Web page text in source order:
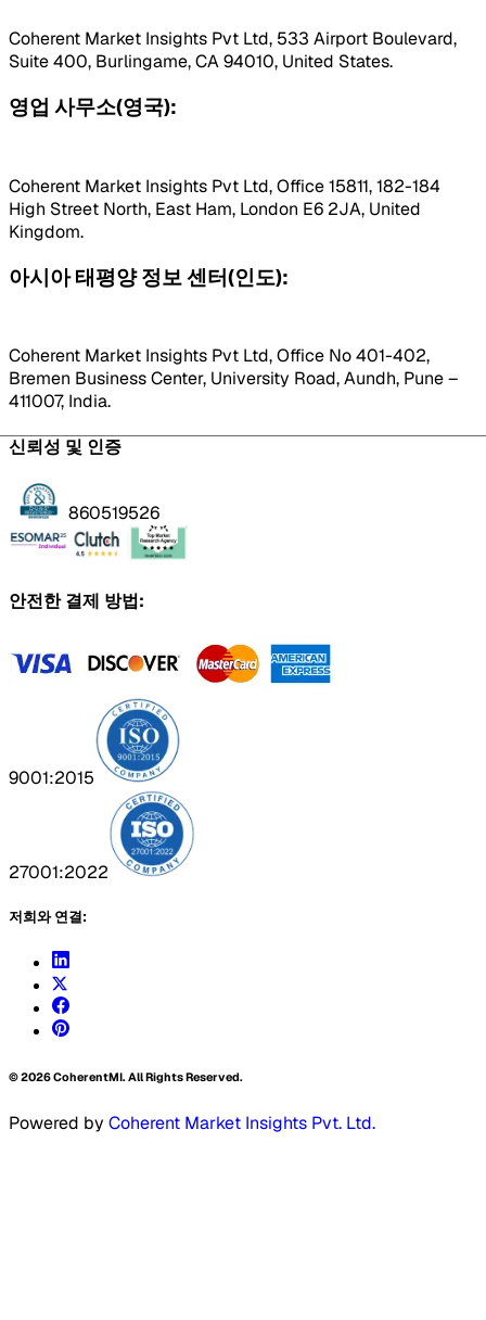
Coherent Market Insights Pvt Ltd, 533 Airport Boulevard,
Suite 400, Burlingame, CA 94010, United States.
영업 사무소(영국):
Coherent Market Insights Pvt Ltd, Office 15811, 182-184
High Street North, East Ham, London E6 2JA, United
Kingdom.
아시아 태평양 정보 센터(인도):
Coherent Market Insights Pvt Ltd, Office No 401-402,
Bremen Business Center, University Road, Aundh, Pune –
411007, India.
신뢰성 및 인증
860519526
안전한 결제 방법:
9001:2015
27001:2022
저희와 연결:
©2026CoherentMI. All Rights Reserved.
Powered by Coherent Market Insights Pvt. Ltd.